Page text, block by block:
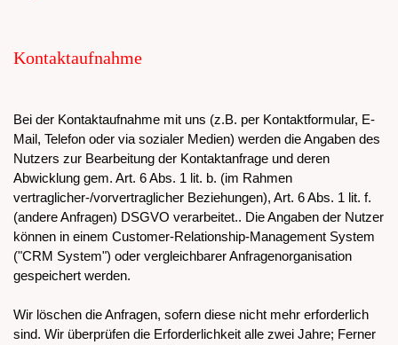
Kontaktaufnahme
Bei der Kontaktaufnahme mit uns (z.B. per Kontaktformular, E-
Mail, Telefon oder via sozialer Medien) werden die Angaben des
Nutzers zur Bearbeitung der Kontaktanfrage und deren
Abwicklung gem. Art. 6 Abs. 1 lit. b. (im Rahmen
vertraglicher-/vorvertraglicher Beziehungen), Art. 6 Abs. 1 lit. f.
(andere Anfragen) DSGVO verarbeitet.. Die Angaben der Nutzer
können in einem Customer-Relationship-Management System
("CRM System") oder vergleichbarer Anfragenorganisation
gespeichert werden.
Wir löschen die Anfragen, sofern diese nicht mehr erforderlich
sind. Wir überprüfen die Erforderlichkeit alle zwei Jahre; Ferner